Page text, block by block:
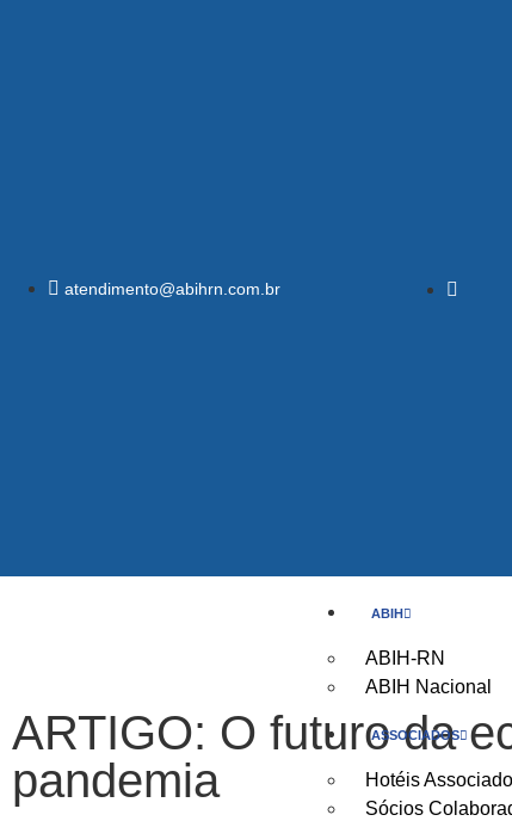
atendimento@abihrn.com.br
ABIH
ABIH-RN
ABIH Nacional
ASSOCIADOS
Hotéis
Sócios
ARTIGO: O futuro da
pandemia